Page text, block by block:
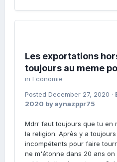
Les exportations
toujours au meme
in Economie
Posted December 27, 2020 ·
2020 by aynazppr75
Mdrr faut toujours que tu en
la religion. Après y a
incompétents pour faire
ne m'étonne dans 20 ans